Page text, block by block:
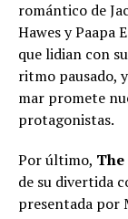
romántico de
Hawes y Paapa
que lidian con
ritmo pausado,
mar promete
protagonistas.
Por último, The
de su divertida
presentada por